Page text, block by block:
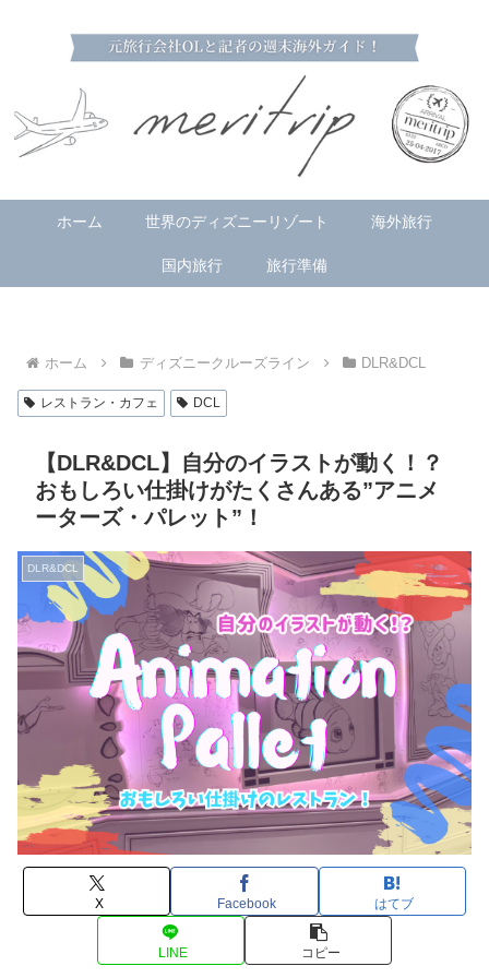
ホーム 世界のディズニーリゾート 海外旅行
国内旅行 旅行準備
ホーム ディズニークルーズライン DLR&DCL
レストラン・カフェ DCL
【DLR&DCL】自分のイラストが動く！？
おもしろい仕掛けがたくさんある”アニメ
ーターズ・パレット”！
DLR&DCL
X Facebook はてブ
LINE コピー